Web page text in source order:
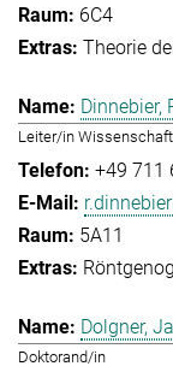
6C4
Theorie
Dinnebier,
Leiter/in
+49 711
5A11
Dolgner,
Doktorand/in